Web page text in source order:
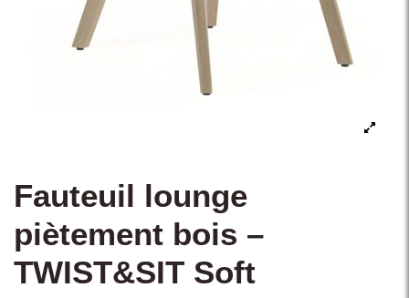
Fauteuil lounge
piètement bois –
TWIST&SIT Soft